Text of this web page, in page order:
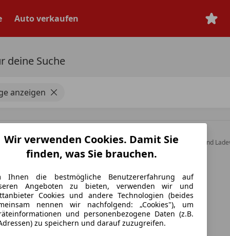
Auto verkaufen
deine Suche
anzeigen
Neufahrzeuge. Je nach Kilometerstand, Fahrverhalten, Batteriealter und
abweichen.
Wir verwenden Cookies. Damit Sie
finden, was Sie brauchen.
Ihnen die bestmögliche Benutzererfahrung auf
Angeboten zu bieten, verwenden wir und
Cookies und andere Technologien (beides
nennen wir nachfolgend: „Cookies"), um
und personenbezogene Daten (z.B.
zu speichern und darauf zuzugreifen.